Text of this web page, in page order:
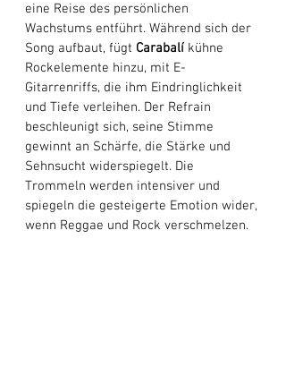
eine Reise des persönlichen
Wachstums entführt. Während sich der
Song aufbaut, fügt Carabalí kühne
Rockelemente hinzu, mit E-
Gitarrenriffs, die ihm Eindringlichkeit
und Tiefe verleihen. Der Refrain
beschleunigt sich, seine Stimme
gewinnt an Schärfe, die Stärke und
Sehnsucht widerspiegelt. Die
Trommeln werden intensiver und
spiegeln die gesteigerte Emotion wider,
wenn Reggae und Rock verschmelzen.